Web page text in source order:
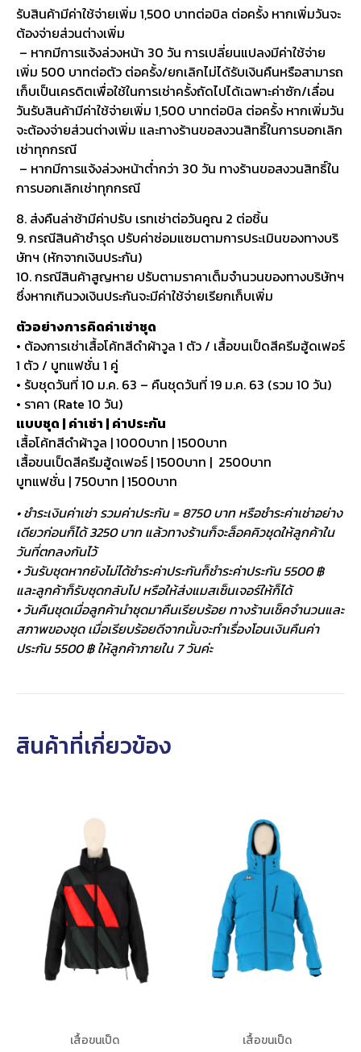
รับสินค้ามีค่าใช้จ่ายเพิ่ม 1,500 บาทต่อบิล ต่อครั้ง หากเพิ่มวันจะ
ต้องจ่ายส่วนต่างเพิ่ม
– หากมีการแจ้งล่วงหน้า 30 วัน การเปลี่ยนแปลงมีค่าใช้จ่าย
เพิ่ม 500 บาทต่อตัว ต่อครั้ง/ยกเลิกไม่ได้รับเงินคืนหรือสามารถ
เก็บเป็นเครดิตเพื่อใช้ในการเช่าครั้งถัดไปได้เฉพาะค่าซัก/เลื่อน
วันรับสินค้ามีค่าใช้จ่ายเพิ่ม 1,500 บาทต่อบิล ต่อครั้ง หากเพิ่มวัน
จะต้องจ่ายส่วนต่างเพิ่ม และทางร้านขอสงวนสิทธิ์ในการบอกเลิก
เช่าทุกกรณี
– หากมีการแจ้งล่วงหน้าต่ำกว่า 30 วัน ทางร้านขอสงวนสิทธิ์ใน
การบอกเลิกเช่าทุกกรณี
8. ส่งคืนล่าช้ามีค่าปรับ เรทเช่าต่อวันคูณ 2 ต่อชิ้น
9. กรณีสินค้าชำรุด ปรับค่าซ่อมแซมตามการประเมินของทางบริ
ษัทฯ (หักจากเงินประกัน)
10. กรณีสินค้าสูญหาย ปรับตามราคาเต็มจำนวนของทางบริษัทฯ
ซึ่งหากเกินวงเงินประกันจะมีค่าใช้จ่ายเรียกเก็บเพิ่ม
ตัวอย่างการคิดค่าเช่าชุด
• ต้องการเช่าเสื้อโค้ทสีดำผ้าวูล 1 ตัว / เสื้อขนเป็ดสีครีมฮู้ดเฟอร์
1 ตัว / บูทแฟชั่น 1 คู่
• รับชุดวันที่ 10 ม.ค. 63 – คืนชุดวันที่ 19 ม.ค. 63 (รวม 10 วัน)
• ราคา (Rate 10 วัน)
แบบชุด | ค่าเช่า | ค่าประกัน
เสื้อโค้ทสีดำผ้าวูล | 1000บาท | 1500บาท
เสื้อขนเป็ดสีครีมฮู้ดเฟอร์ | 1500บาท | 2500บาท
บูทแฟชั่น | 750บาท | 1500บาท
• ชำระเงินค่าเช่า รวมค่าประกัน = 8750 บาท หรือชำระค่าเช่าอย่าง
เดียวก่อนก็ได้ 3250 บาท แล้วทางร้านก็จะล็อคคิวชุดให้ลูกค้าใน
วันที่ตกลงกันไว้
• วันรับชุดหากยังไม่ได้ชำระค่าประกันก็ชำระค่าประกัน 5500 ฿
และลูกค้าก็รับชุดกลับไป หรือให้ส่งแมสเซ็นเจอร์ให้ก็ได้
• วันคืนชุดเมื่อลูกค้านำชุดมาคืนเรียบร้อย ทางร้านเช็คจำนวนและ
สภาพของชุด เมื่อเรียบร้อยดีจากนั้นจะทำเรื่องโอนเงินคืนค่า
ประกัน 5500 ฿ ให้ลูกค้าภายใน 7 วันค่ะ
สินค้าที่เกี่ยวข้อง
เสื้อขนเป็ด เสื้อขนเป็ด